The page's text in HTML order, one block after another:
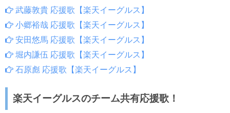
武藤敦貴 応援歌【楽天イーグルス】
小郷裕哉 応援歌【楽天イーグルス】
安田悠馬 応援歌【楽天イーグルス】
堀内謙伍 応援歌【楽天イーグルス】
石原彪 応援歌【楽天イーグルス】
楽天イーグルスのチーム共有応援歌！